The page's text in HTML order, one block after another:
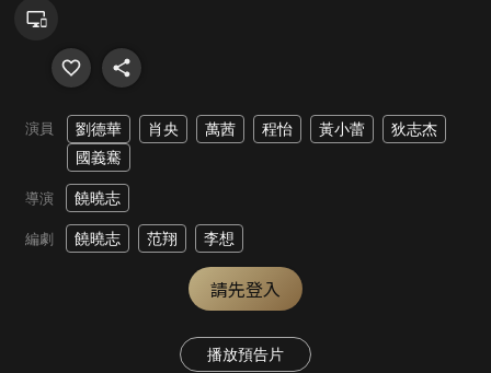
演員 劉德華 肖央 萬茜 程怡 黃小蕾
狄志杰
國義騫
導演 饒曉志
編劇 饒曉志 范翔 李想
請先登入
播放預告片